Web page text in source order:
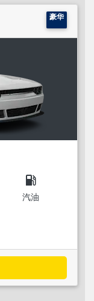
豪华
local_gas_station
汽油